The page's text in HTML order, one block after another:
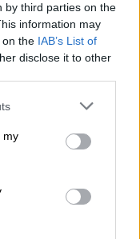
by third parties on the
information may
on the IAB’s List of
disclose it to other
my
de
de España